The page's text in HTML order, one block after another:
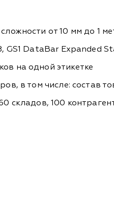
от 10 мм до 1
GS1 DataBar Expanded
на одной этикетке
в том числе: состав
складов, 100